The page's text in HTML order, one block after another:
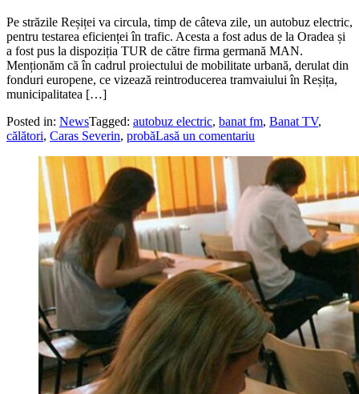
Pe străzile Reșiței va circula, timp de câteva zile, un autobuz electric,
pentru testarea eficienței în trafic. Acesta a fost adus de la Oradea și
a fost pus la dispoziția TUR de către firma germană MAN.
Menționăm că în cadrul proiectului de mobilitate urbană, derulat din
fonduri europene, ce vizează reintroducerea tramvaiului în Reșița,
municipalitatea […]
Posted in: NewsTagged: autobuz electric, banat fm, Banat TV,
călători, Caras Severin, probăLasă un comentariu